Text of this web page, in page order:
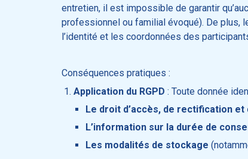
entretien, il est impossible de garantir
professionnel ou familial évoqué). De plus,
l’identité et les coordonnées des
Conséquences pratiques :
Application du RGPD : Toute donnée
Le droit d’accès, de rectification
L’information sur la durée de
Les modalités de stockage